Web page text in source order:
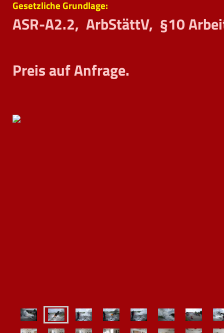
Gesetzliche Grundlage:
ASR-A2.2, ArbStättV, §10
Preis auf Anfrage.